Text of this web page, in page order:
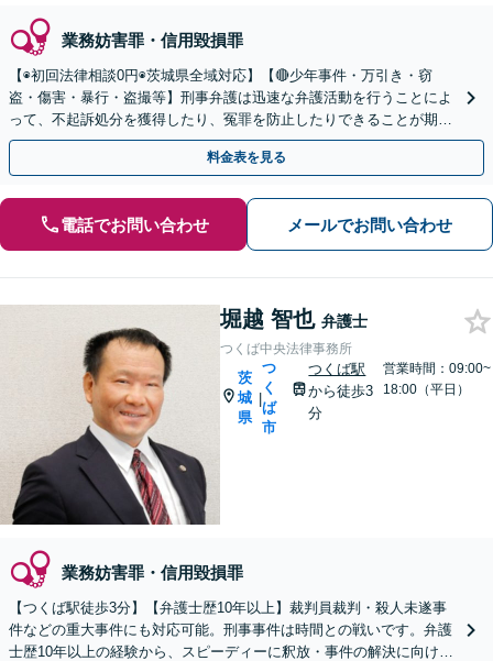
業務妨害罪・信用毀損罪
【◉初回法律相談0円◉茨城県全域対応】【🔴少年事件・万引き・窃
盗・傷害・暴行・盗撮等】刑事弁護は迅速な弁護活動を行うことによ
って、不起訴処分を獲得したり、冤罪を防止したりできることが期待
できます。可能な限り当日のご相談にも対応いたします。
料金表を見る
電話でお問い合わせ メールでお問い合わせ
堀越 智也 弁護士
つくば中央法律事務所
茨
城
県
|
つ
く
ば
市
つくば駅
から徒歩3
分
営業時間：09:00~
18:00（平日）
業務妨害罪・信用毀損罪
【つくば駅徒歩3分】【弁護士歴10年以上】裁判員裁判・殺人未遂事
件などの重大事件にも対応可能。刑事事件は時間との戦いです。弁護
士歴10年以上の経験から、スピーディーに釈放・事件の解決に向けて